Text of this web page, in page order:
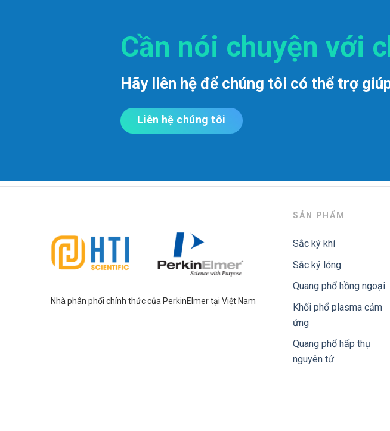
Cần nói chuyện với
Hãy liên hệ để chúng tôi có thể trợ
Liên hệ chúng tôi
Nhà phân phối chính thức của PerkinElmer tại Việt Nam
SẢN PHẨM
Sắc ký khí
Sắc ký lỏng
Quang phổ hồng ngoại
Khối phổ plasma cảm
ứng
Quang phổ hấp thụ
nguyên tử